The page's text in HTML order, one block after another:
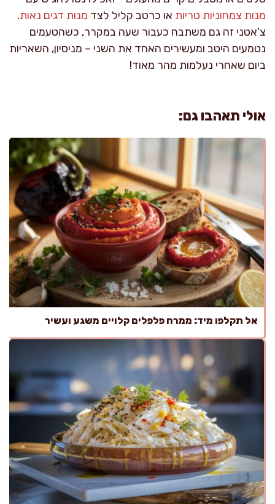
מנות צמחוניות טריות או כרטב קליל לצד מנות דגים נאות.
צ'אטני זה גם משתבח כעבור שעה במקרר, כשהטעמים
נטמעים היטב ומעשירים האחד את השני – מניסיון, השאריות
ביום שאחרי נעלמות מהר מאוד!
אולי תאהבו גם:
אל תקלפו מיד: ממרח פלפלים קלויים משגע ועשיר